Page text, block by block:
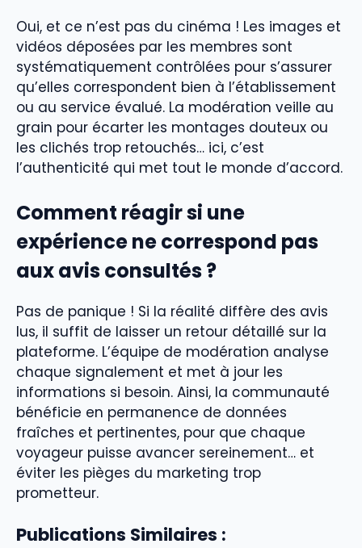
Oui, et ce n’est pas du cinéma ! Les images et
vidéos déposées par les membres sont
systématiquement contrôlées pour s’assurer
qu’elles correspondent bien à l’établissement
ou au service évalué. La modération veille au
grain pour écarter les montages douteux ou
les clichés trop retouchés… ici, c’est
l’authenticité qui met tout le monde d’accord.
Comment réagir si une
expérience ne correspond pas
aux avis consultés ?
Pas de panique ! Si la réalité diffère des avis
lus, il suffit de laisser un retour détaillé sur la
plateforme. L’équipe de modération analyse
chaque signalement et met à jour les
informations si besoin. Ainsi, la communauté
bénéficie en permanence de données
fraîches et pertinentes, pour que chaque
voyageur puisse avancer sereinement… et
éviter les pièges du marketing trop
prometteur.
Publications Similaires :